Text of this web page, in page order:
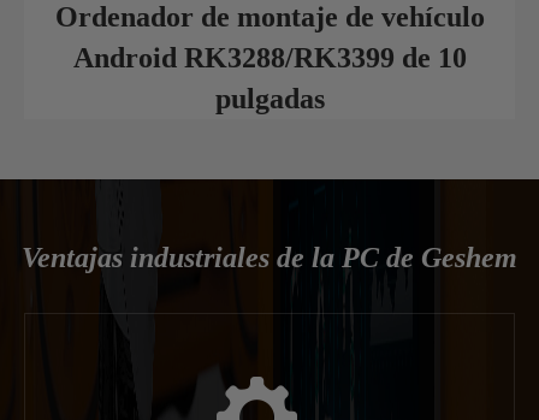
Ordenador de montaje de vehículo
Android RK3288/RK3399 de 10
pulgadas
Ventajas industriales de la PC de Geshem